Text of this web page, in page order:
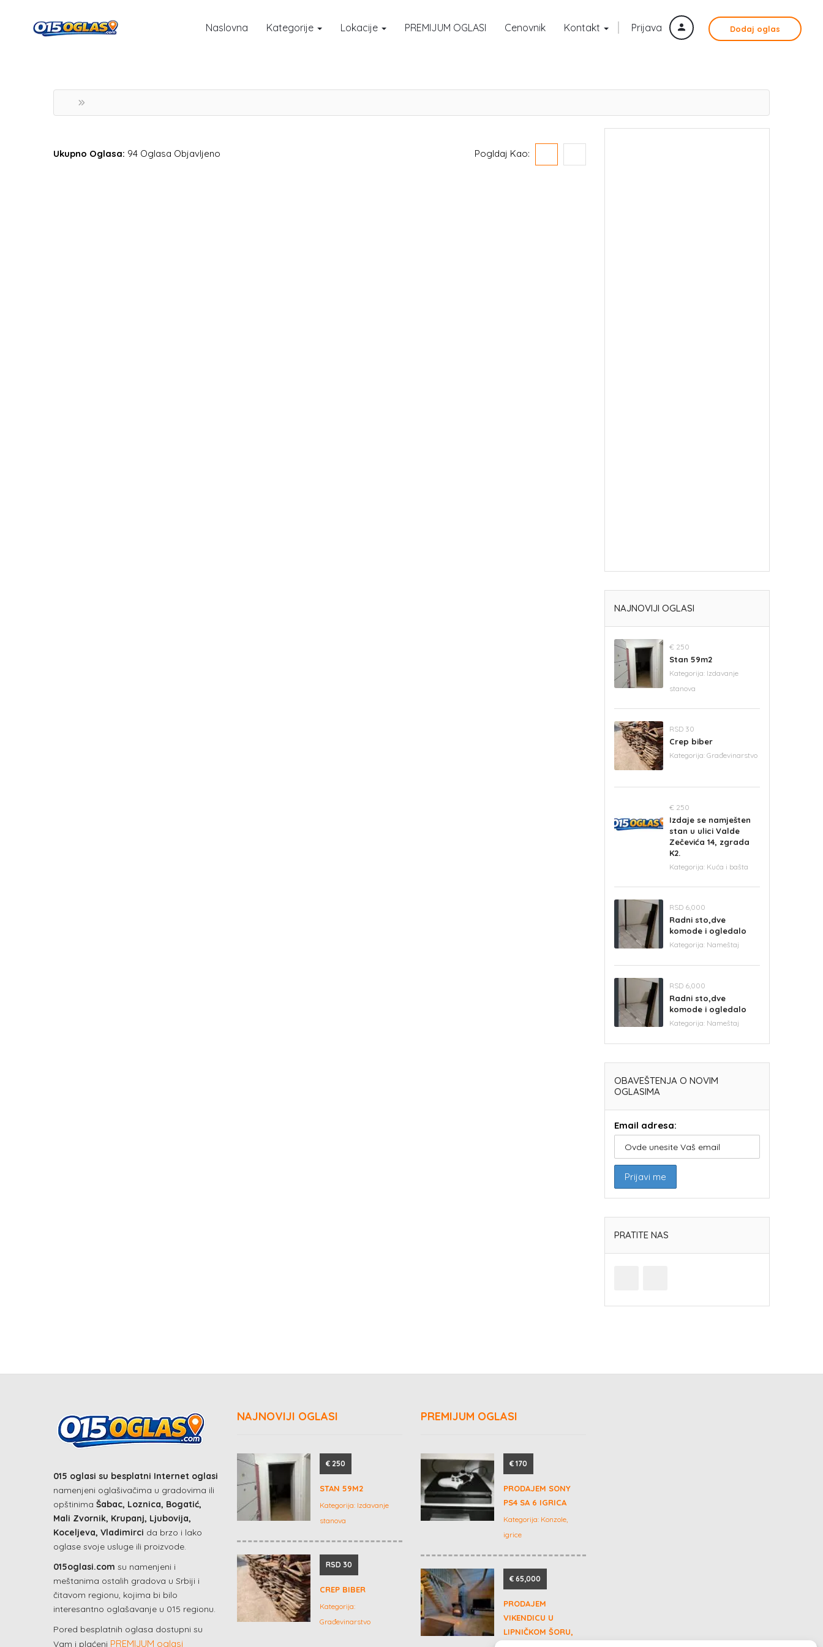
Prijava Dodaj oglas
Naslovna Kategorije Lokacije PREMIJUM OGLASI Cenovnik Kontakt
Ukupno Oglasa: 94 Oglasa Objavljeno Pogldaj Kao:
NAJNOVIJI OGLASI
€ 250
Stan 59m2
Kategorija: Izdavanje
stanova
RSD 30
Crep biber
Kategorija: Građevinarstvo
€ 250
Izdaje se namješten
stan u ulici Valde
Zečevića 14, zgrada
K2.
Kategorija: Kuća i bašta
RSD 6,000
Radni sto,dve
komode i ogledalo
Kategorija: Nameštaj
RSD 6,000
Radni sto,dve
komode i ogledalo
Kategorija: Nameštaj
OBAVEŠTENJA O NOVIM
OGLASIMA
Email adresa:
PRATITE NAS
015 oglasi su besplatni Internet oglasi
namenjeni oglašivačima u gradovima ili
opštinima Šabac, Loznica, Bogatić,
Mali Zvornik, Krupanj, Ljubovija,
Koceljeva, Vladimirci da brzo i lako
oglase svoje usluge ili proizvode.
015oglasi.com su namenjeni i
meštanima ostalih gradova u Srbiji i
čitavom regionu, kojima bi bilo
interesantno oglašavanje u 015 regionu.
Pored besplatnih oglasa dostupni su
Vam i plaćeni PREMIJUM oglasi
NAJNOVIJI OGLASI
€ 250
STAN 59M2
Kategorija: Izdavanje
stanova
RSD 30
CREP BIBER
Kategorija:
Građevinarstvo
PREMIJUM OGLASI
€ 170
PRODAJEM SONY
PS4 SA 6 IGRICA
Kategorija: Konzole,
igrice
€ 65,000
PRODAJEM
VIKENDICU U
LIPNIČKOM ŠORU,